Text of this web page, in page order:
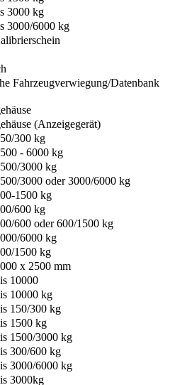
3000 kg
3000/6000 kg
Fahrzeugverwiegung/Datenbank
(Anzeigegerät)
300 kg
- 6000 kg
3000 kg
3000 oder 3000/6000 kg
1500 kg
600 kg
600 oder 600/1500 kg
6000 kg
1500 kg
x 2500 mm
10000
10000 kg
150/300 kg
1500 kg
1500/3000 kg
300/600 kg
3000/6000 kg
3000kg